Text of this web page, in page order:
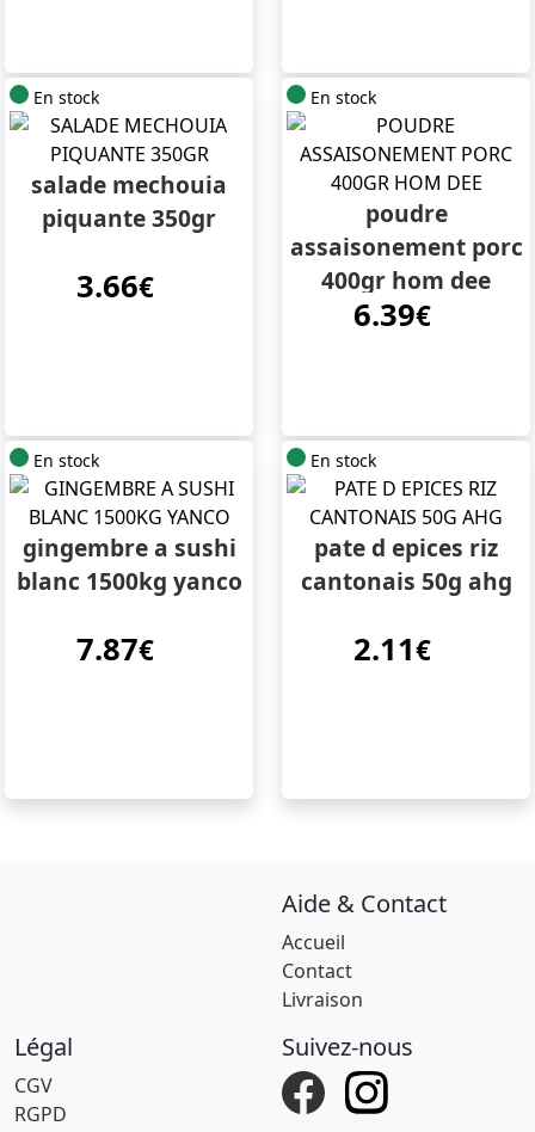
En stock
salade mechouia
piquante 350gr
3.66€
En stock
poudre
assaisonement porc
400gr hom dee
6.39€
En stock
gingembre a sushi
blanc 1500kg yanco
7.87€
En stock
pate d epices riz
cantonais 50g ahg
2.11€
Aide & Contact
Accueil
Contact
Livraison
Légal
CGV
RGPD
Suivez-nous